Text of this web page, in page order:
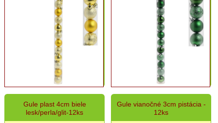
Gule plast 4cm biele
lesk/perla/glit-12ks
Gule vianočné 3cm pistácia -
12ks